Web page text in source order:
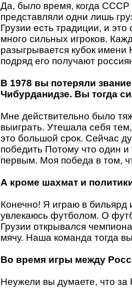
Да, было время, когда
представляли одни лишь
Грузии есть традиции, и
много сильных игроков.
разыгрывается кубок
подряд его получают
В 1978 вы потеряли
Чибурданидзе. Вы тогда
Мне действительно было
выиграть. Утешала себя
это большой срок. Сейчас
победить Потому что один
первым. Моя победа в том,
А кроме шахмат и
Конечно! Я играю в бильярд
увлекаюсь футболом. О
Грузии открывался
мячу. Наша команда тогда
Во время игры между
Неужели вы думаете, что за